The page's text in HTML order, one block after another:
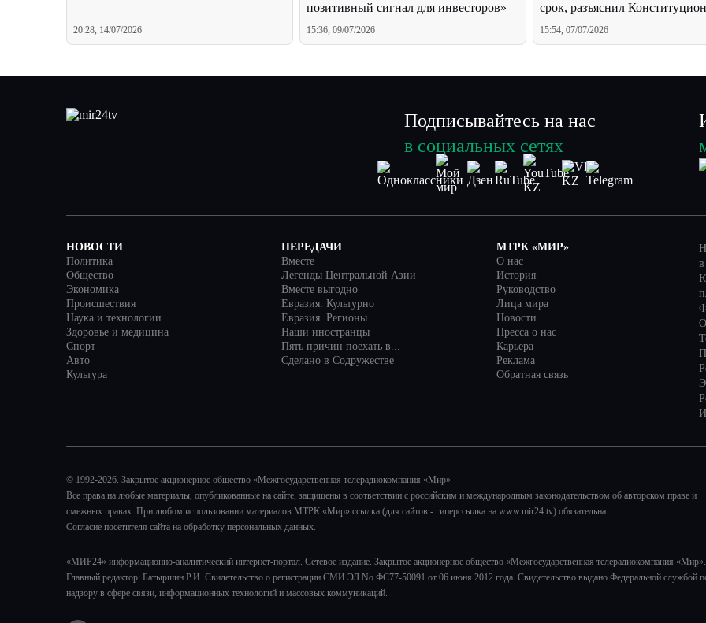
20:28, 14/07/2026
позитивный сигнал для инвесторов»
15:36, 09/07/2026
срок, разъяснил
Казахстана
15:54, 07/07/2026
Подписывайтесь на нас
в социальных сетях
НОВОСТИ
Политика
Общество
Экономика
Происшествия
Наука и технологии
Здоровье и медицина
Спорт
Авто
Культура
ПЕРЕДАЧИ
Вместе
Легенды Центральной Азии
Вместе выгодно
Евразия. Культурно
Евразия. Регионы
Наши иностранцы
Пять причин поехать в...
Сделано в Содружестве
МТРК «МИР»
О нас
История
Руководство
Лица мира
Новости
Пресса о нас
Карьера
Реклама
Обратная связь
© 1992-2026. Закрытое акционерное общество «Межгосударственная телерадиокомпания «Мир»
Все права на любые материалы, опубликованные на сайте, защищены в соответствии с российским и международным законодательством об авторском праве и
смежных правах. При любом использовании материалов МТРК «Мир» ссылка (для сайтов - гиперссылка на www.mir24.tv) обязательна.
Согласие посетителя сайта на обработку персональных данных.
«МИР24» информационно-аналитический интернет-портал. Сетевое издание. Закрытое акционерное общество «Межгосударственная телерадиокомпания «Мир».
Главный редактор: Батыршин Р.И. Свидетельство о регистрации СМИ ЭЛ No ФС77-50091 от 06 июня 2012 года. Свидетельство выдано Федеральной службой
надзору в сфере связи, информационных технологий и массовых коммуникаций.